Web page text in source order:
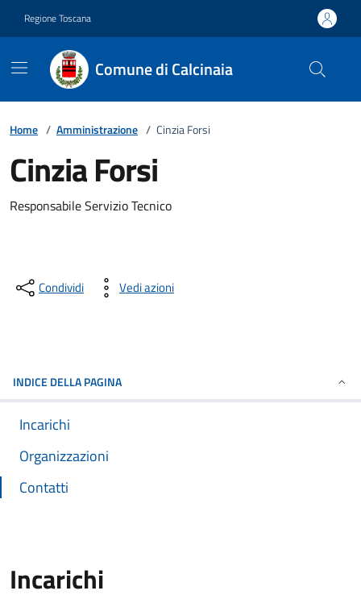
Regione Toscana
Comune di Calcinaia
Home / Amministrazione / Cinzia Forsi
Cinzia Forsi
Descrizione breve
Responsabile Servizio Tecnico
Condividi Vedi azioni
INDICE DELLA PAGINA
Incarichi
Organizzazioni
Contatti
Incarichi